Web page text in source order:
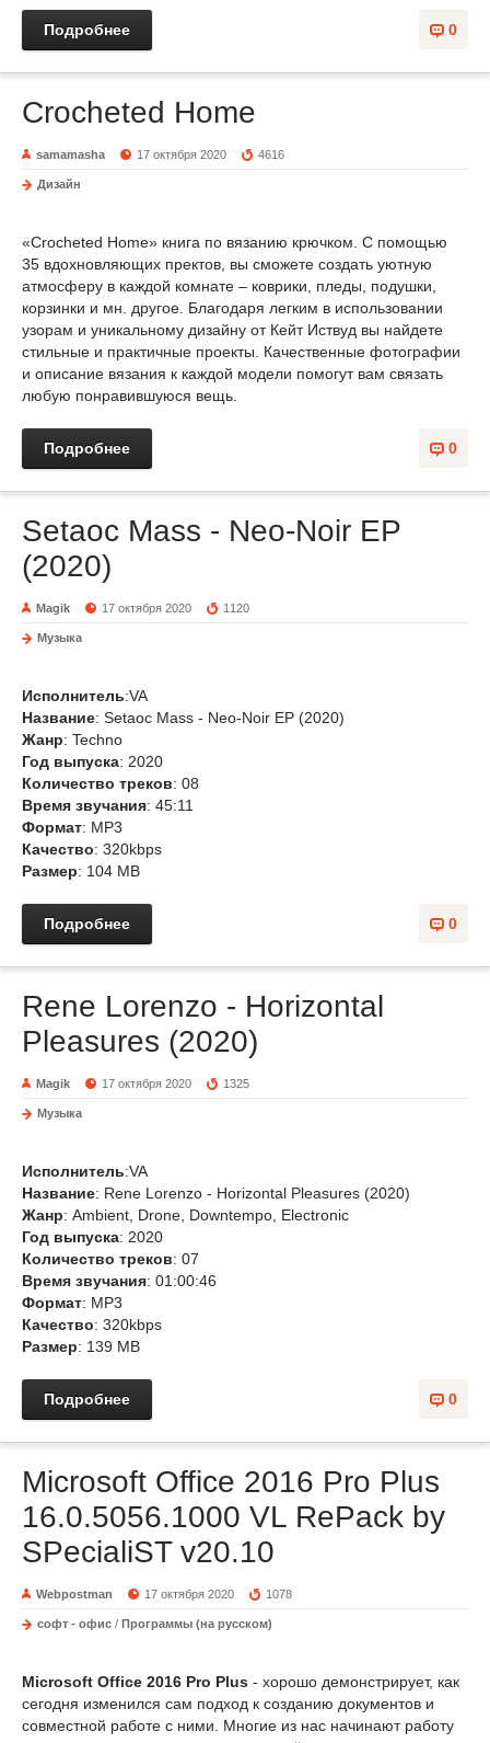
0
Подробнее
Crocheted Home
samamasha 17 октября 2020 4616
Дизайн
«Crocheted Home» книга по вязанию крючком. С помощью
35 вдохновляющих пректов, вы сможете создать уютную
атмосферу в каждой комнате – коврики, пледы, подушки,
корзинки и мн. другое. Благодаря легким в использовании
узорам и уникальному дизайну от Кейт Иствуд вы найдете
стильные и практичные проекты. Качественные фотографии
и описание вязания к каждой модели помогут вам связать
любую понравившуюся вещь.
0
Подробнее
Setaoc Mass - Neo-Noir EP
(2020)
Magik 17 октября 2020 1120
Музыка
Исполнитель:VA
Название: Setaoc Mass - Neo-Noir EP (2020)
Жанр: Techno
Год выпуска: 2020
Количество треков: 08
Время звучания: 45:11
Формат: MP3
Качество: 320kbps
Размер: 104 MB
0
Подробнее
Rene Lorenzo - Horizontal
Pleasures (2020)
Magik 17 октября 2020 1325
Музыка
Исполнитель:VA
Название: Rene Lorenzo - Horizontal Pleasures (2020)
Жанр: Ambient, Drone, Downtempo, Electronic
Год выпуска: 2020
Количество треков: 07
Время звучания: 01:00:46
Формат: MP3
Качество: 320kbps
Размер: 139 MB
0
Подробнее
Microsoft Office 2016 Pro Plus
16.0.5056.1000 VL RePack by
SPecialiST v20.10
Webpostman 17 октября 2020 1078
софт - офис / Программы (на русском)
Microsoft Office 2016 Pro Plus - хорошо демонстрирует, как
сегодня изменился сам подход к созданию документов и
совместной работе с ними. Многие из нас начинают работу